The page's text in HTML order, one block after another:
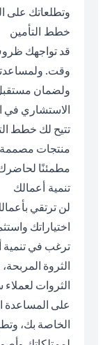
وتطلعاتك على
خطط التأمين
قد تواجهك ظروف
وقت. ولمساعدتك
ولضمان مستقبل
الاستشاري في
تتيح لك خطط
منتجات مصممة
مطمئنًا لحاضرك
تنمية أعمالك
لن ترتقي بأعمالك
اختياراتك
ترغب في تنمية
الثروة المربحة،
الثروات لعملاء
على المساعدة
الخاصة بك،